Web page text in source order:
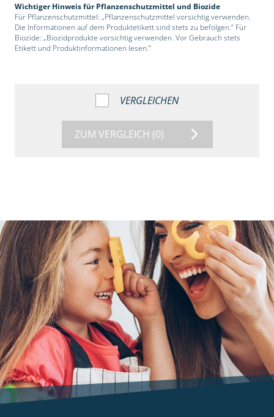
Wichtiger Hinweis für Pflanzenschutzmittel und Biozide
Für Pflanzenschutzmittel: „Pflanzenschutzmittel vorsichtig verwenden.
Die Informationen auf dem Produktetikett sind stets zu befolgen.“ Für
Biozide: „Biozidprodukte vorsichtig verwenden. Vor Gebrauch stets
Etikett und Produktinformationen lesen.“
VERGLEICHEN
ZUM VERGLEICH (0)